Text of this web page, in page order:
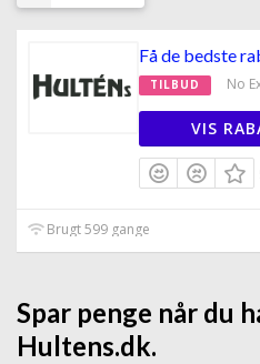
Få de bedste
TILBUD No
VIS
Brugt 599 gange
Spar penge når du
Hultens.dk.